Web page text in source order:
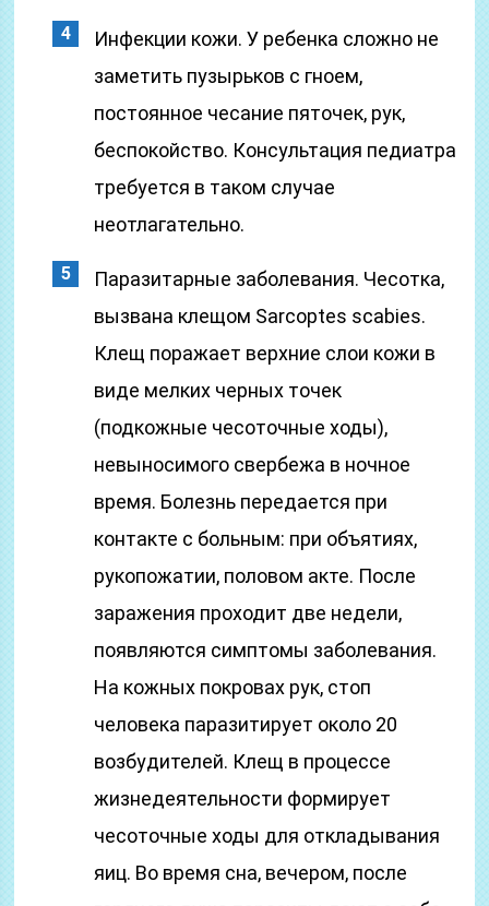
Инфекции кожи. У ребенка сложно не
заметить пузырьков с гноем,
постоянное чесание пяточек, рук,
беспокойство. Консультация педиатра
требуется в таком случае
неотлагательно.
Паразитарные заболевания. Чесотка,
вызвана клещом Sarcoptes scabies.
Клещ поражает верхние слои кожи в
виде мелких черных точек
(подкожные чесоточные ходы),
невыносимого свербежа в ночное
время. Болезнь передается при
контакте с больным: при объятиях,
рукопожатии, половом акте. После
заражения проходит две недели,
появляются симптомы заболевания.
На кожных покровах рук, стоп
человека паразитирует около 20
возбудителей. Клещ в процессе
жизнедеятельности формирует
чесоточные ходы для откладывания
яиц. Во время сна, вечером, после